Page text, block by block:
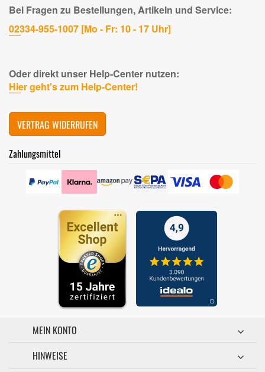
Bei Fragen zu Bestellungen, Artikeln und Service:
02334-955-1007 [Mo - Fr: 10 - 17 Uhr]
Oder direkt unser Help-Center nutzen:
Hier geht's zum Help-Center!
VERTRAG WIDERRUFEN
Zahlungsmittel
MEIN KONTO
HINWEISE